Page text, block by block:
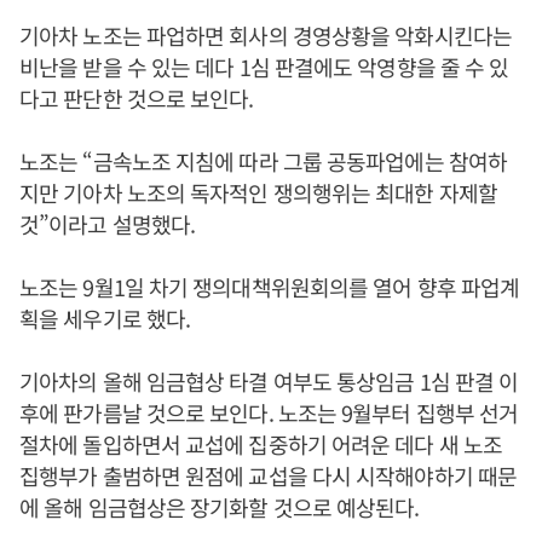
기아차 노조는 파업하면 회사의 경영상황을 악화시킨다는
비난을 받을 수 있는 데다 1심 판결에도 악영향을 줄 수 있
다고 판단한 것으로 보인다.
노조는 “금속노조 지침에 따라 그룹 공동파업에는 참여하
지만 기아차 노조의 독자적인 쟁의행위는 최대한 자제할
것”이라고 설명했다.
노조는 9월1일 차기 쟁의대책위원회의를 열어 향후 파업계
획을 세우기로 했다.
기아차의 올해 임금협상 타결 여부도 통상임금 1심 판결 이
후에 판가름날 것으로 보인다. 노조는 9월부터 집행부 선거
절차에 돌입하면서 교섭에 집중하기 어려운 데다 새 노조
집행부가 출범하면 원점에 교섭을 다시 시작해야하기 때문
에 올해 임금협상은 장기화할 것으로 예상된다.